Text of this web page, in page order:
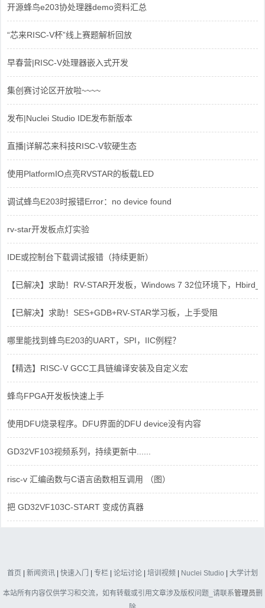
开源蜂鸟e203协处理器demo资料汇总
“芯来RISC-V杯”线上赛题解析回放
早春营|RISC-V处理器嵌入式开发
集创赛讨论区开放啦~~~~
发布|Nuclei Studio IDE发布新版本
直播|详解芯来科技RISC-V软硬生态
使用PlatformIO点亮RVSTAR的板载LED
调试蜂鸟E203时报错Error：no device found
rv-star开发板点灯实验
IDE或控制台下载调试报错（持续更新）
【已解决】求助！RV-STAR开发板，Windows 7 32位环境下，
【已解决】求助！SES+GDB+RV-STAR学习板，上手受阻
哪里能找到蜂鸟E203的UART，SPI，IIC例程？
【精选】RISC-V GCC工具链编译安装及自定义宏
蜂鸟FPGA开发板快速上手
使用DFU烧录程序。DFU界面的DFU device没有内容
GD32VF103视频系列，持续更新中......
risc-v 汇编函数与C语言函数相互调用 （图）
把 GD32VF103C-START 变成仿真器
首页 | 新闻资讯 | 快速入门 | 专栏 | 论坛讨论 | 培训视频 | Nuclei Studio | 大学计划
本站所有内容仅供学习和交流，如有转载或引用文章涉及版权问题_请联系管理员删